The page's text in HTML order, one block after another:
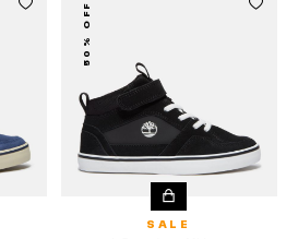
50% OFF
SALE